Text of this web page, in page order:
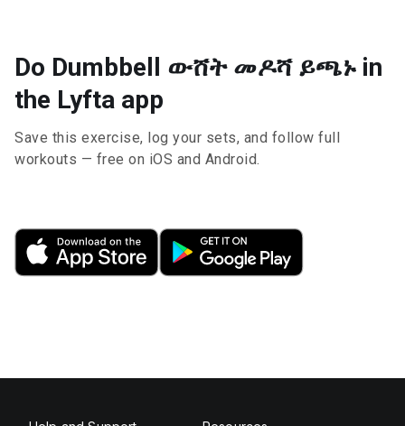
Do Dumbbell ውሸት መዶሻ ይጫኑ in
the Lyfta app
Save this exercise, log your sets, and follow full
workouts — free on iOS and Android.